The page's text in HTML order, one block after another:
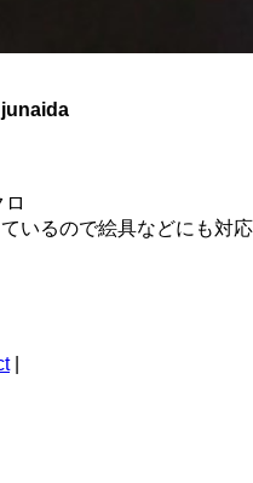
いるので絵具などにも対応
|